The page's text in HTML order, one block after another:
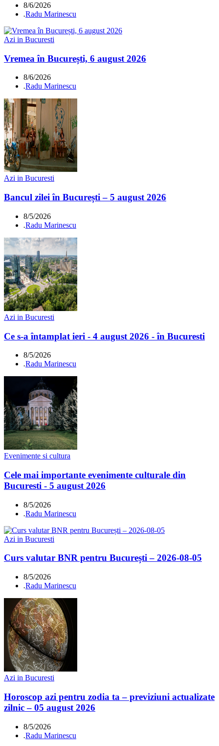
8/6/2026
.Radu Marinescu
Azi in Bucuresti
Vremea în București, 6 august 2026
8/6/2026
.Radu Marinescu
Azi in Bucuresti
Bancul zilei în București – 5 august 2026
8/5/2026
.Radu Marinescu
Azi in Bucuresti
Ce s-a întamplat ieri - 4 august 2026 - în Bucuresti
8/5/2026
.Radu Marinescu
Evenimente si cultura
Cele mai importante evenimente culturale din
Bucuresti - 5 august 2026
8/5/2026
.Radu Marinescu
Azi in Bucuresti
Curs valutar BNR pentru București – 2026-08-05
8/5/2026
.Radu Marinescu
Azi in Bucuresti
Horoscop azi pentru zodia ta – previziuni actualizate
zilnic – 05 august 2026
8/5/2026
.Radu Marinescu